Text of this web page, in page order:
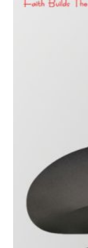
BỘ NỐI
Catalogue
Tin tức